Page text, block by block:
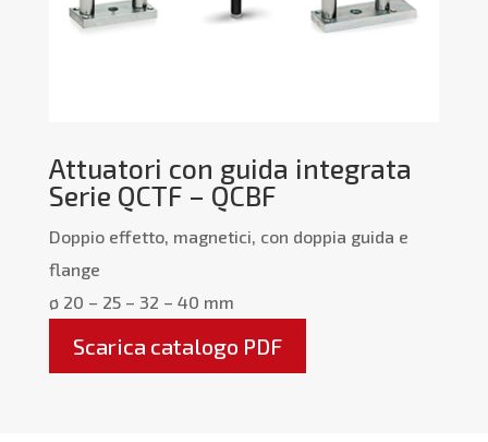
Attuatori con guida integrata
Serie QCTF – QCBF
Doppio effetto, magnetici, con doppia guida e
flange
ø 20 – 25 – 32 – 40 mm
Scarica catalogo PDF